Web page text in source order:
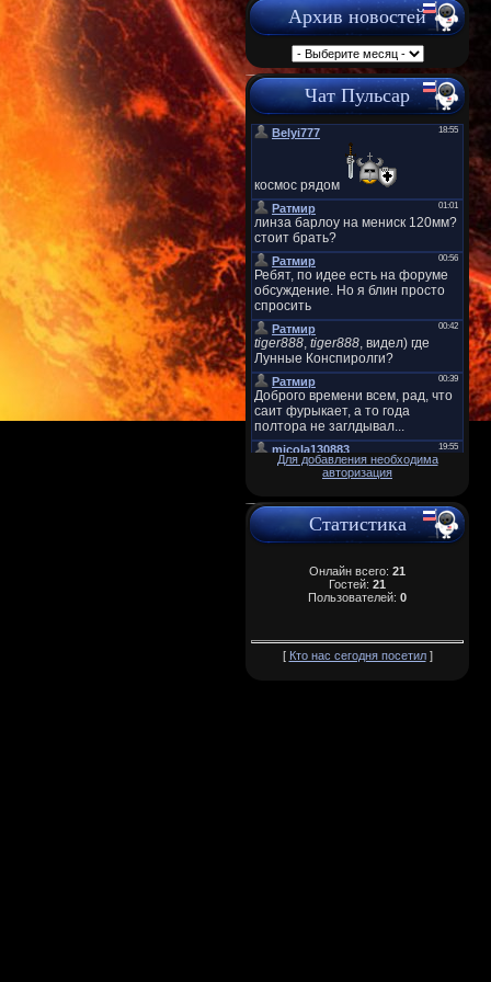
Архив новостей
Чат Пульсар
Для добавления необходима
авторизация
Статистика
Онлайн всего: 21
Гостей: 21
Пользователей: 0
[ Кто нас сегодня посетил]